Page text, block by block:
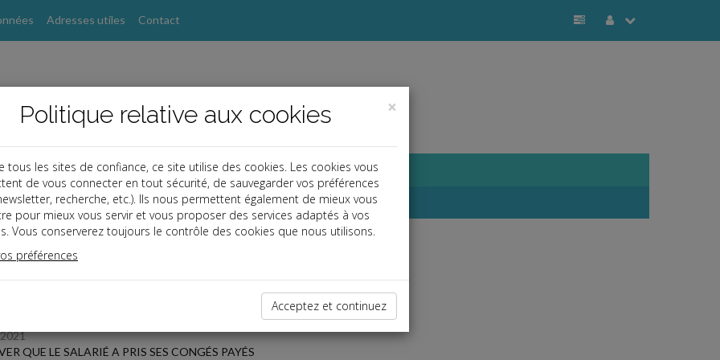
Adresses utiles Contact
dernières dépêches
QUE LE SALARIÉ A PRIS SES CONGÉS PAYÉS
×
Politique relative aux cookies
tous les sites de confiance, ce site utilise des cookies. Les cookies vous
de vous connecter en tout sécurité, de sauvegarder vos préférences
recherche, etc.). Ils nous permettent également de mieux vous
pour mieux vous servir et vous proposer des services adaptés à vos
Vous conserverez toujours le contrôle des cookies que nous utilisons.
préférences
Acceptez et continuez